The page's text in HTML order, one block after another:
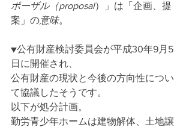
ポーザル（proposal）」は「企画、提
案」の意味。
▼公有財産検討委員会が平成30年9月5
日に開催され、
公有財産の現状と今後の方向性につい
て協議したそうです。
以下が処分計画。
勤労青少年ホームは建物解体、土地譲